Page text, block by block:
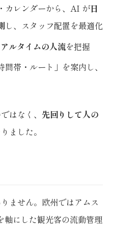
カレンダーから、AI が日
し、スタッフ配置を最適化
ルタイムの人流を把握
帯・ルート」を案内し、
はなく、 先回りして人の
ました。
ません。欧州ではアムス
軸にした観光客の流動管理